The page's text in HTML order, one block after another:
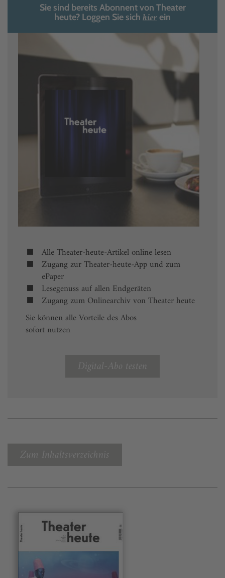
Sie sind bereits Abonnent von Theater
heute? Loggen Sie sich hierein
Alle Theater-heute-Artikel online lesen
Zugang zur Theater-heute-App und zum
ePaper
Lesegenuss auf allen Endgeräten
Zugang zum Onlinearchiv von Theater heute
Sie können alle Vorteile des Abos
sofort nutzen
Digital-Abo testen
Zum Inhaltsverzeichnis